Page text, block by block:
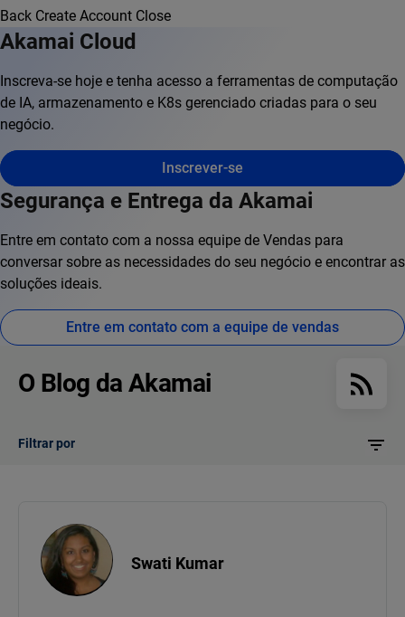
Back Create Account Close
Akamai Cloud
Inscreva-se hoje e tenha acesso a ferramentas de computação
de IA, armazenamento e K8s gerenciado criadas para o seu
negócio.
Inscrever-se
Segurança e Entrega da Akamai
Entre em contato com a nossa equipe de Vendas para
conversar sobre as necessidades do seu negócio e encontrar as
soluções ideais.
Entre em contato com a equipe de vendas
O Blog da Akamai
Filtrar por
Swati Kumar